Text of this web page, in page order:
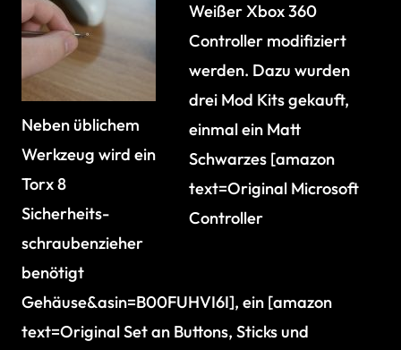
Neben üblichem
Werkzeug wird ein
Torx 8
Sicherheits-
schraubenzieher
benötigt
Weißer Xbox 360
Controller modifiziert
werden. Dazu wurden
drei Mod Kits gekauft,
einmal ein Matt
Schwarzes [amazon
text=Original Microsoft
Controller
Gehäuse&asin=B00FUHVI6I], ein [amazon
text=Original Set an Buttons, Sticks und